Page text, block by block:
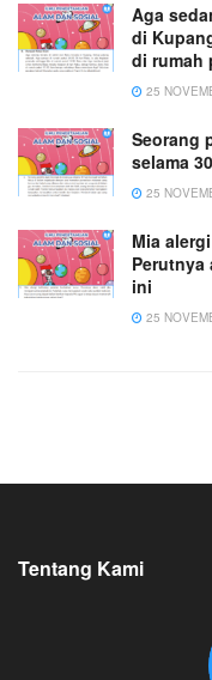
Aga
di
di rumah
25
Seorang
selama
25
Mia
ini
25
Tentang Kami